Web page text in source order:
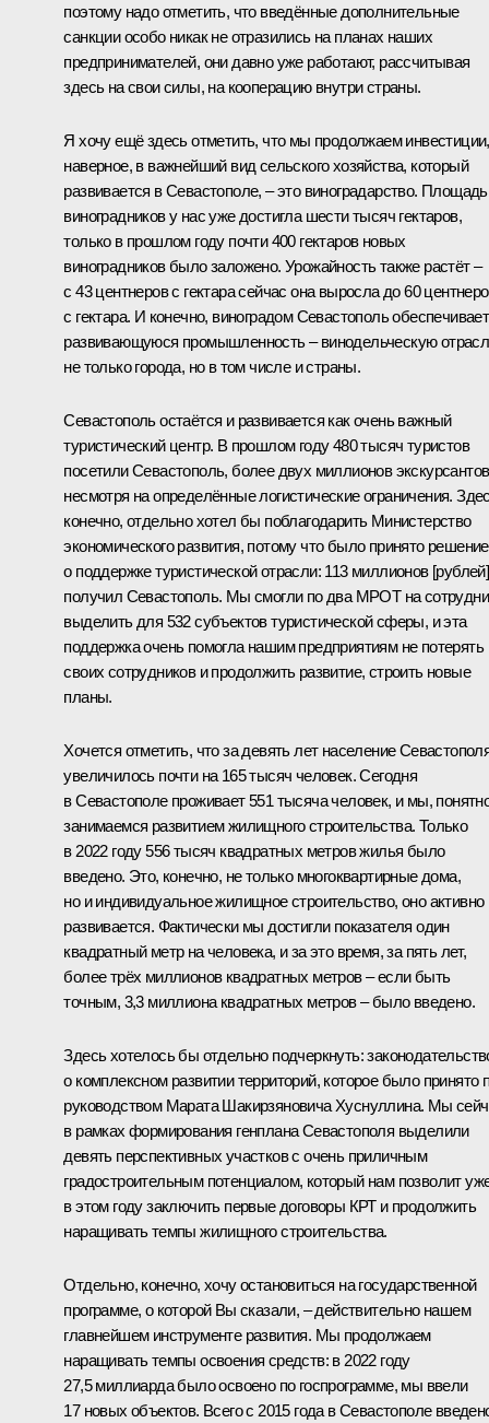
поэтому надо отметить, что введённые дополнительные
санкции особо никак не отразились на планах наших
предпринимателей, они давно уже работают, рассчитывая
здесь на свои силы, на кооперацию внутри страны.
Я хочу ещё здесь отметить, что мы продолжаем инвестиции,
наверное, в важнейший вид сельского хозяйства, который
развивается в Севастополе, – это виноградарство. Площадь
виноградников у нас уже достигла шести тысяч гектаров,
только в прошлом году почти 400 гектаров новых
виноградников было заложено. Урожайность также растёт –
с 43 центнеров с гектара сейчас она выросла до 60
с гектара. И конечно, виноградом Севастополь обеспечивает
развивающуюся промышленность – винодельческую
не только города, но в том числе и страны.
Севастополь остаётся и развивается как очень важный
туристический центр. В прошлом году 480 тысяч туристов
посетили Севастополь, более двух миллионов
несмотря на определённые логистические ограничения.
конечно, отдельно хотел бы поблагодарить Министерство
экономического развития, потому что было принято решение
о поддержке туристической отрасли: 113 миллионов [рублей]
получил Севастополь. Мы смогли по два МРОТ на
выделить для 532 субъектов туристической сферы, и эта
поддержка очень помогла нашим предприятиям не потерять
своих сотрудников и продолжить развитие, строить новые
планы.
Хочется отметить, что за девять лет население
увеличилось почти на 165 тысяч человек. Сегодня
в Севастополе проживает 551 тысяча человек, и мы,
занимаемся развитием жилищного строительства. Только
в 2022 году 556 тысяч квадратных метров жилья было
введено. Это, конечно, не только многоквартирные дома,
но и индивидуальное жилищное строительство, оно активно
развивается. Фактически мы достигли показателя один
квадратный метр на человека, и за это время, за пять лет,
более трёх миллионов квадратных метров – если быть
точным, 3,3 миллиона квадратных метров – было введено.
Здесь хотелось бы отдельно подчеркнуть:
о комплексном развитии территорий, которое было принято
руководством Марата Шакирзяновича Хуснуллина. Мы
в рамках формирования генплана Севастополя выделили
девять перспективных участков с очень приличным
градостроительным потенциалом, который нам позволит
в этом году заключить первые договоры КРТ и продолжить
наращивать темпы жилищного строительства.
Отдельно, конечно, хочу остановиться на государственной
программе, о которой Вы сказали, – действительно нашем
главнейшем инструменте развития. Мы продолжаем
наращивать темпы освоения средств: в 2022 году
27,5 миллиарда было освоено по госпрограмме, мы ввели
17 новых объектов. Всего с 2015 года в Севастополе